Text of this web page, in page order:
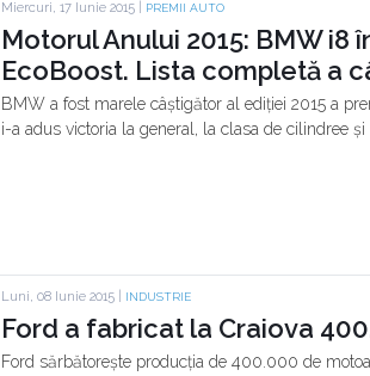
Miercuri, 17 Iunie 2015 | PREMII AUTO
Motorul Anului 2015: BMW i8
EcoBoost. Lista completă a
BMW a fost marele câștigător al ediției 2015 a
i-a adus victoria la general, la clasa de cilindree
Luni, 08 Iunie 2015 | INDUSTRIE
Ford a fabricat la Craiova
Ford sărbătorește producția de 400.000 de